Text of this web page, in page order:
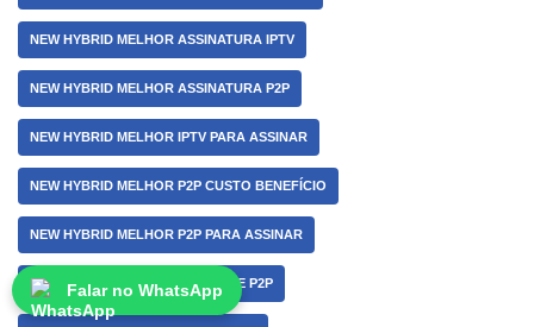
NEW HYBRID MELHOR ASSINATURA IPTV
NEW HYBRID MELHOR ASSINATURA P2P
NEW HYBRID MELHOR IPTV PARA ASSINAR
NEW HYBRID MELHOR P2P CUSTO BENEFÍCIO
NEW HYBRID MELHOR P2P PARA ASSINAR
NEW HYBRID MELHOR PLANO DE P2P
Falar no WhatsApp